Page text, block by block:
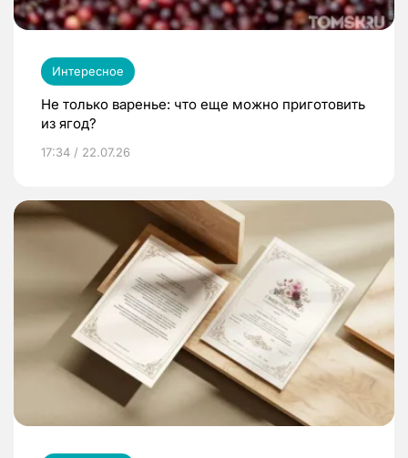
Интересное
Не только варенье: что еще можно приготовить
из ягод?
17:34 / 22.07.26